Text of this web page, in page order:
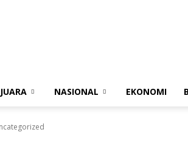
NASIONAL EKONOMI